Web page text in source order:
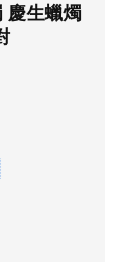
慶生蠟燭